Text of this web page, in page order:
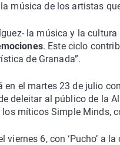
música de los artistas
la música y la
. Este ciclo
de Granada”.
el martes 23 de julio
deleitar al público de la
míticos Simple Minds,
viernes 6, con ‘Pucho’ a